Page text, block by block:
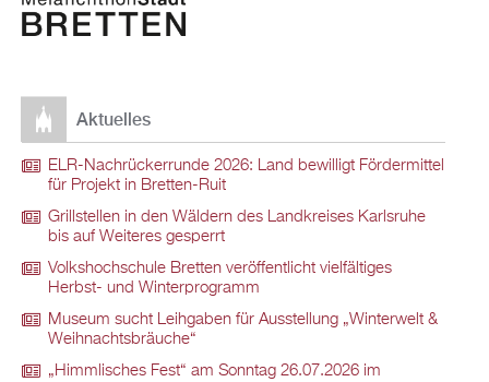
Aktuelles
ELR-Nachrückerrunde 2026: Land bewilligt Fördermittel
für Projekt in Bretten-Ruit
Grillstellen in den Wäldern des Landkreises Karlsruhe
bis auf Weiteres gesperrt
Volkshochschule Bretten veröffentlicht vielfältiges
Herbst- und Winterprogramm
Museum sucht Leihgaben für Ausstellung „Winterwelt &
Weihnachtsbräuche“
„Himmlisches Fest“ am Sonntag 26.07.2026 im